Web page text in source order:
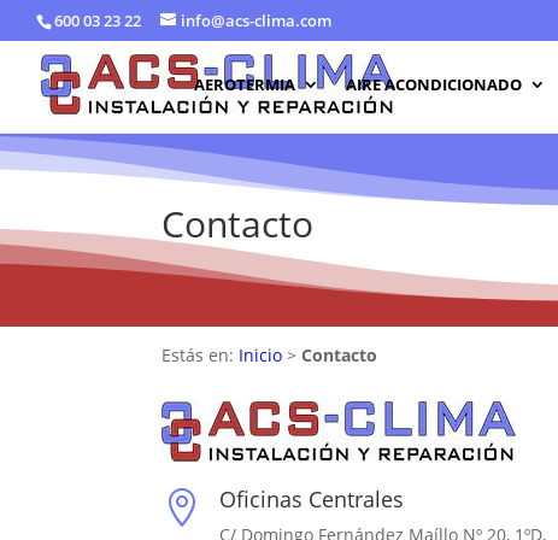
600 03 23 22 info@acs-clima.com
AEROTERMIA AIRE ACONDICIONADO
Contacto
Estás en: Inicio >Contacto
 Oficinas Centrales
C/ Domingo Fernández Maíllo Nº 20, 1ºD,